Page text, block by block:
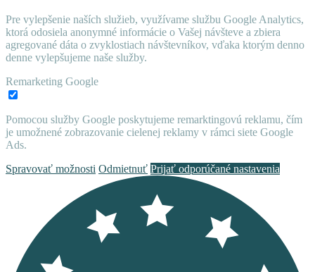
Pre vylepšenie naších služieb, využívame službu Google Analytics,
ktorá odosiela anonymné informácie o Vašej návšteve a zbiera
agregované dáta o zvyklostiach návštevníkov, vďaka ktorým denno
denne vylepšujeme naše služby.
Remarketing Google
Pomocou služby Google poskytujeme remarktingovú reklamu, čím
je umožnené zobrazovanie cielenej reklamy v rámci siete Google
Ads.
Spravovať možnosti Odmietnuť Prijať odporúčané nastavenia